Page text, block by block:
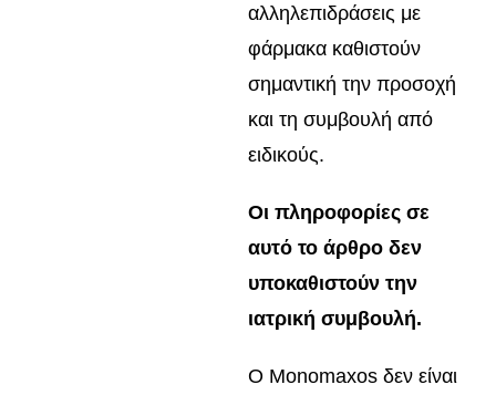
αλληλεπιδράσεις με
φάρμακα καθιστούν
σημαντική την προσοχή
και τη συμβουλή από
ειδικούς.
Οι πληροφορίες σε
αυτό το άρθρο δεν
υποκαθιστούν την
ιατρική συμβουλή.
Ο Monomaxos δεν είναι